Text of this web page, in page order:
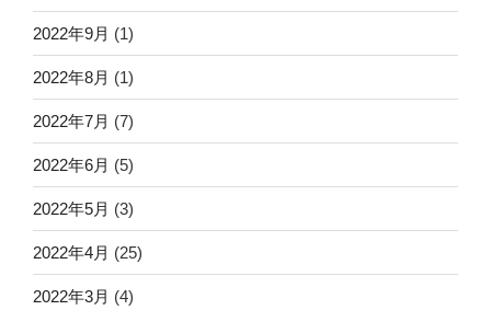
2022年9月 (1)
2022年8月 (1)
2022年7月 (7)
2022年6月 (5)
2022年5月 (3)
2022年4月 (25)
2022年3月 (4)